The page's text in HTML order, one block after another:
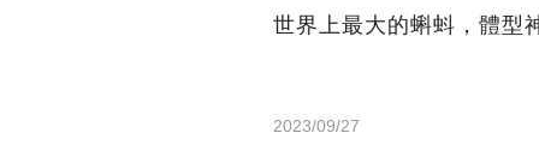
世界上最大的蝌蚪，體型
2023/09/27